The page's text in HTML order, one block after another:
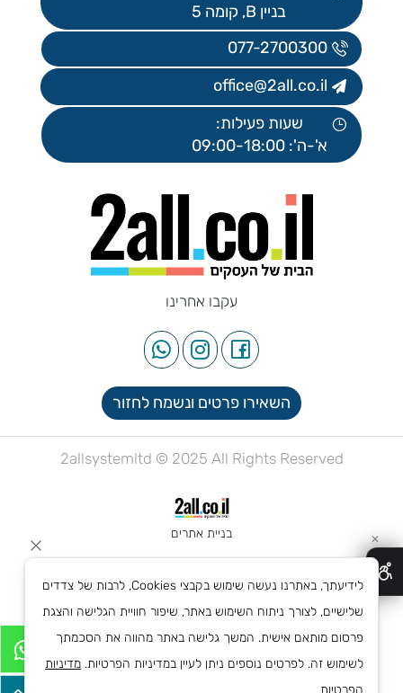
בניין B, קומה 5
077-2700300
office@2all.co.il
שעות פעילות:
א'-ה': 09:00-18:00
עקבו אחרינו
השאירו פרטים ונשמח לחזור
2allsystemltd © 2025 All Rights Reserved
בניית אתרים ✕
לידיעתך, באתרנו נעשה שימוש בקבצי Cookies, לרבות של צדדים
שלישיים, לצורך ניתוח השימוש באתר, שיפור חוויית הגלישה והצגת
פרסום מותאם אישית. המשך גלישה באתר מהווה את הסכמתך
לשימוש זה. לפרטים נוספים ניתן לעיין במדיניות הפרטיות. מדיניות
הפרטיות